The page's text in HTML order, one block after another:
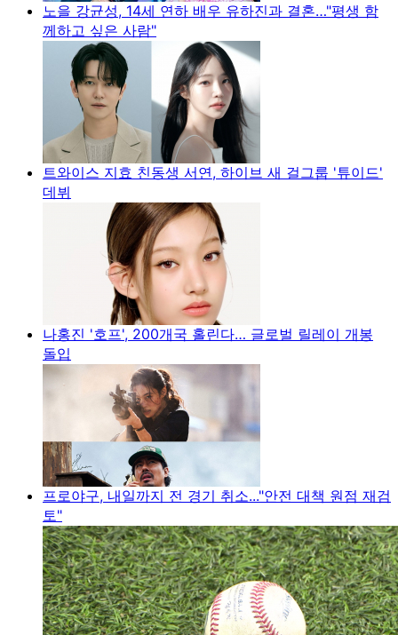
노을 강균성, 14세 연하 배우 유하진과 결혼…"평생 함
께하고 싶은 사람"
트와이스 지효 친동생 서연, 하이브 새 걸그룹 '튜이드'
데뷔
나홍진 '호프', 200개국 홀린다… 글로벌 릴레이 개봉
돌입
프로야구, 내일까지 전 경기 취소..."안전 대책 원점 재검
토"